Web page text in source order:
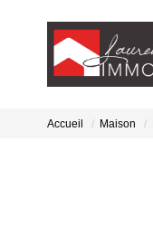
Accueil Maison